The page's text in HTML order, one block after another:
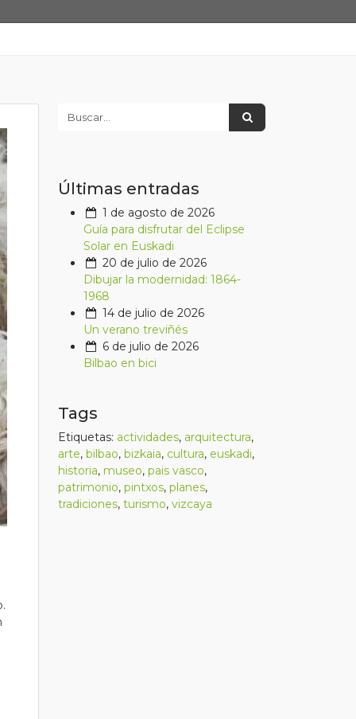
Últimas entradas
1 de agosto de 2026
Guía para disfrutar del Eclipse
Solar en Euskadi
20 de julio de 2026
Dibujar la modernidad: 1864-
1968
14 de julio de 2026
Un verano treviñés
6 de julio de 2026
Bilbao en bici
Tags
Etiquetas: actividades, arquitectura,
arte, bilbao, bizkaia, cultura, euskadi,
historia, museo, pais vasco,
patrimonio, pintxos, planes,
tradiciones, turismo, vizcaya